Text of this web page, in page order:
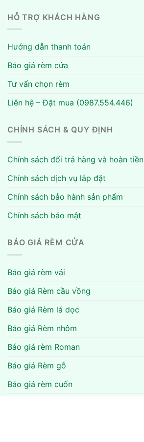
HỖ TRỢ KHÁCH HÀNG
Hướng dẫn thanh toán
Báo giá rèm cửa
Tư vấn chọn rèm
Liên hệ – Đặt mua (0987.554.446)
CHÍNH SÁCH & QUY ĐỊNH
Chính sách đổi trả hàng và hoàn tiền
Chính sách dịch vụ lắp đặt
Chính sách bảo hành sản phẩm
Chính sách bảo mật
BÁO GIÁ RÈM CỬA
Báo giá rèm vải
Báo giá Rèm cầu vồng
Báo giá Rèm lá dọc
Báo giá Rèm nhôm
Báo giá rèm Roman
Báo giá Rèm gỗ
Báo giá rèm cuốn